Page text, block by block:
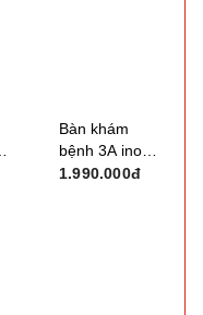
Bàn khám
bệnh 3A inox
kèm đệm
1.990.000đ